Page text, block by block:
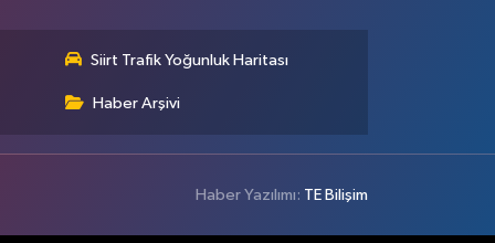
Siirt Trafik Yoğunluk Haritası
Haber Arşivi
Haber Yazılımı: TE Bilişim